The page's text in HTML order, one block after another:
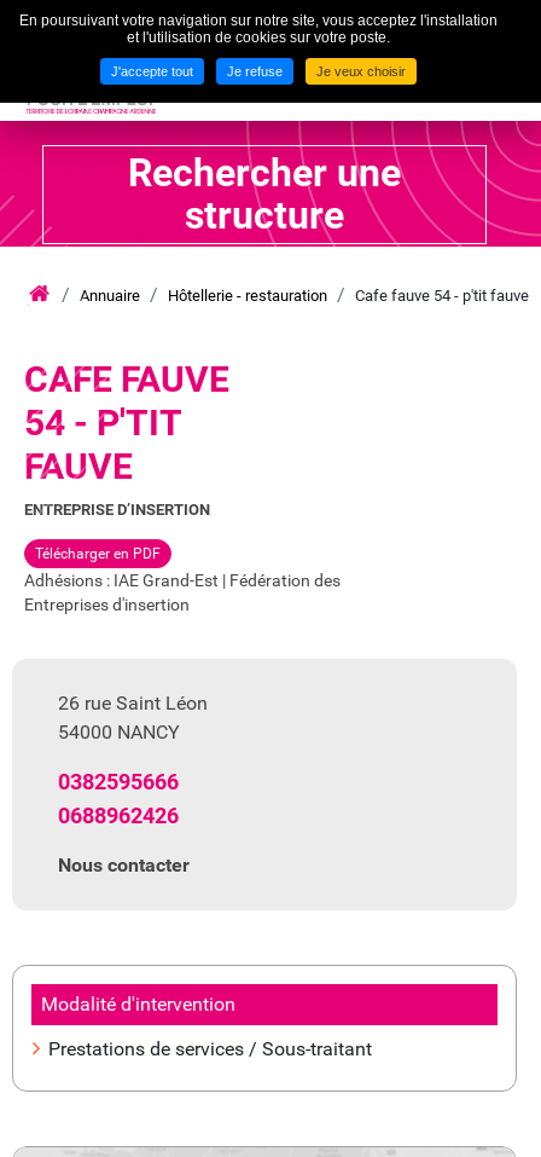
En poursuivant votre navigation sur notre site, vous acceptez l'installation
et l'utilisation de cookies sur votre poste.
J'accepte tout Je refuse Je veux choisir
Rechercher une
structure
iae
lca
Annuaire Hôtellerie - restauration Cafe fauve 54 - p'tit fauve
CAFE FAUVE
54 - P'TIT
FAUVE
ENTREPRISE D’INSERTION
Télécharger en PDF
Adhésions : IAE Grand-Est | Fédération des
Entreprises d'insertion
26 rue Saint Léon
54000 NANCY
0382595666
0688962426
Nous contacter
Modalité d'intervention
Prestations de services / Sous-traitant